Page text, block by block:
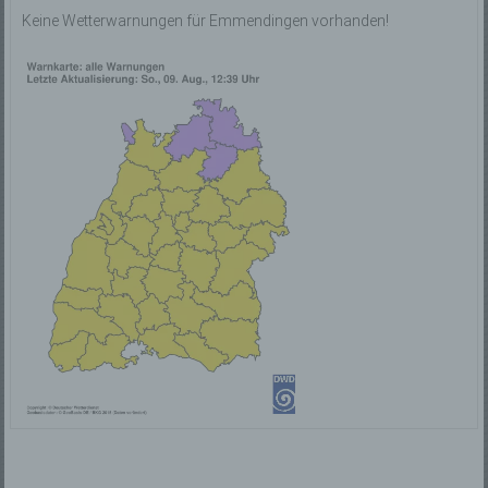
Keine Wetterwarnungen für Emmendingen vorhanden!
Wir verwenden in dieser Datenschutzerklärung
unter anderem die folgenden Begriffe:
a) personenbezogene Daten
Personenbezogene Daten sind alle Informationen,
die sich auf eine identifizierte oder identifizierbare
natürliche Person (im Folgenden „betroffene Person")
beziehen. Als identifizierbar wird eine natürliche
Person angesehen, die direkt oder indirekt,
insbesondere mittels Zuordnung zu einer Kennung
wie einem Namen, zu einer Kennnummer, zu
Standortdaten, zu einer Online-Kennung oder zu
einem oder mehreren besonderen Merkmalen, die
Ausdruck der physischen, physiologischen,
genetischen, psychischen, wirtschaftlichen,
kulturellen oder sozialen Identität dieser natürlichen
Person sind, identifiziert werden kann.